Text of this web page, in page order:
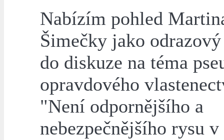
Nabízím pohled
Šimečky jako
do diskuze na téma
opravdového
"Není odpornějšího a
nebezpečnějšího rysu